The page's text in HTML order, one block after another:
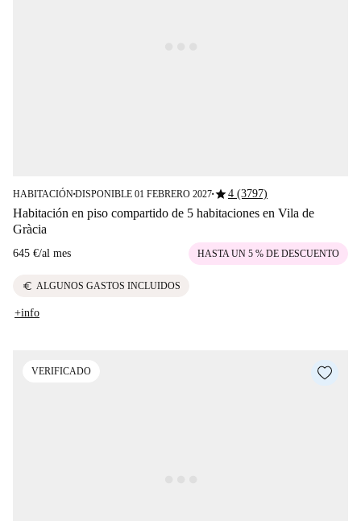
HABITACIÓN■DISPONIBLE 01 FEBRERO 2027■star4 (3797)
Habitación en piso compartido de 5 habitaciones en Vila de
Gràcia
645 €/al mes HASTA UN 5 % DE DESCUENTO
euro ALGUNOS GASTOS INCLUIDOS
+info
VERIFICADO